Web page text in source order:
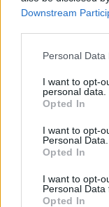
Downstream
Personal
I want to opt-
personal data.
Opted In
I want to opt-
Personal Data.
Opted In
I want to opt-
Personal Data
Opted In